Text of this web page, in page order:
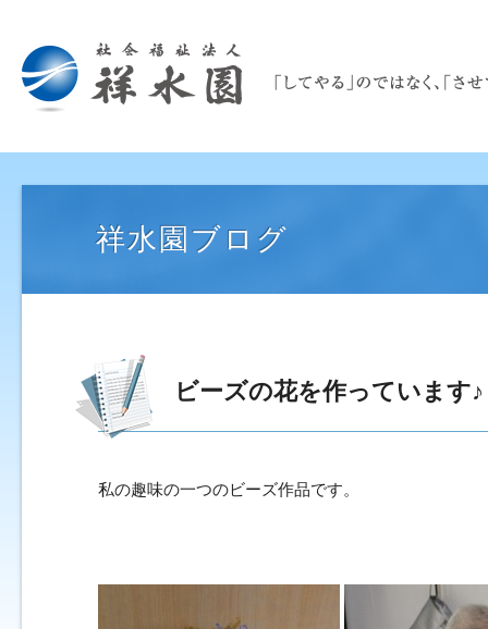
祥水園ブログ
ビーズの花を作ってい
私の趣味の一つのビーズ作品です。